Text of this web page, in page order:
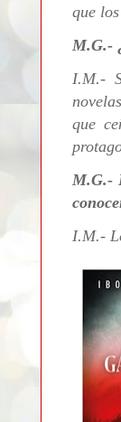
que
M.G.-
I.M.-
que
M.G.-
I.M.-